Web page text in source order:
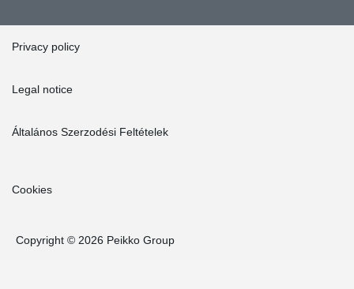
Privacy policy
Legal notice
Általános Szerzodési Feltételek
Cookies
Copyright © 2026 Peikko Group